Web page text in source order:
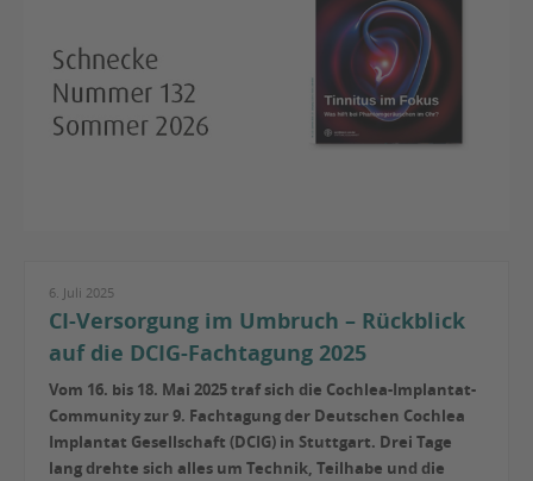
6. Juli 2025
CI-Versorgung im Umbruch – Rückblick
auf die DCIG-Fachtagung 2025
Vom 16. bis 18. Mai 2025 traf sich die Cochlea-Implantat-
Community zur 9. Fachtagung der Deutschen Cochlea
Implantat Gesellschaft (DCIG) in Stuttgart. Drei Tage
lang drehte sich alles um Technik, Teilhabe und die